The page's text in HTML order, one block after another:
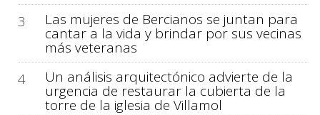
3
Las mujeres de Bercianos se juntan para
cantar a la vida y brindar por sus vecinas
más veteranas
4
Un análisis arquitectónico advierte de la
urgencia de restaurar la cubierta de la
torre de la iglesia de Villamol